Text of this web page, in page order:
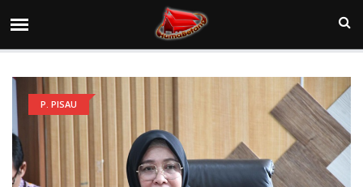
P. PISAU